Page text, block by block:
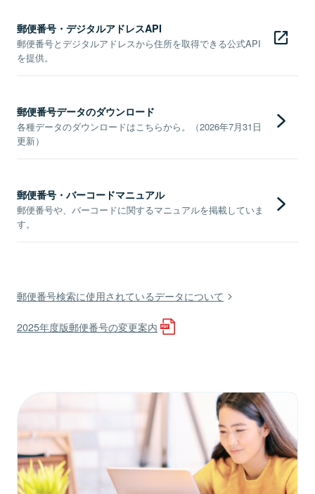
郵便番号・デジタルアドレスAPI
郵便番号とデジタルアドレスから住所を取得できる公式API
を提供。
郵便番号データのダウンロード
各種データのダウンロードはこちらから。（2026年7月31日
更新）
郵便番号・バーコードマニュアル
郵便番号や、バーコードに関するマニュアルを掲載していま
す。
郵便番号検索に使用されているデータについて
2025年度版郵便番号の変更案内